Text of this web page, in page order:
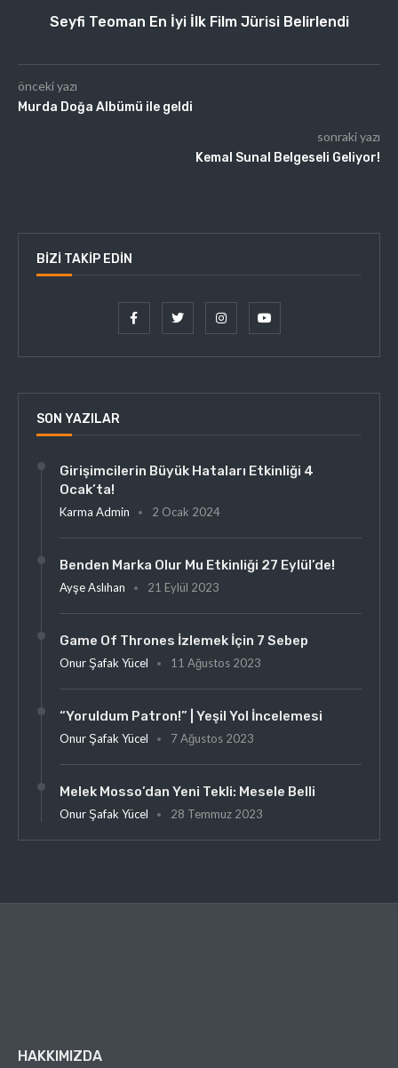
Seyfi Teoman En İyi İlk Film Jürisi Belirlendi
önceki yazı
Murda Doğa Albümü ile geldi
sonraki yazı
Kemal Sunal Belgeseli Geliyor!
BIZI TAKIP EDIN
SON YAZILAR
Girişimcilerin Büyük Hataları Etkinliği 4
Ocak’ta!
Karma Admin 2 Ocak 2024
Benden Marka Olur Mu Etkinliği 27 Eylül’de!
Ayşe Aslıhan 21 Eylül 2023
Game Of Thrones İzlemek İçin 7 Sebep
Onur Şafak Yücel 11 Ağustos 2023
“Yoruldum Patron!” | Yeşil Yol İncelemesi
Onur Şafak Yücel 7 Ağustos 2023
Melek Mosso’dan Yeni Tekli: Mesele Belli
Onur Şafak Yücel 28 Temmuz 2023
HAKKIMIZDA